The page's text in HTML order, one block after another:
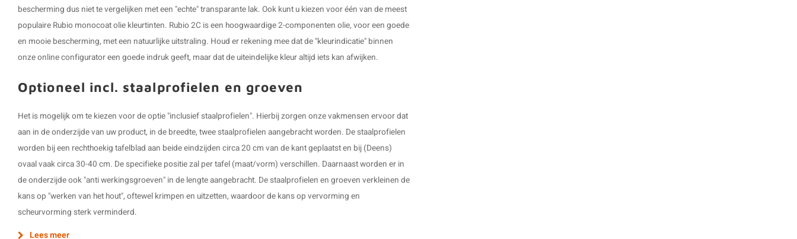
bescherming dus niet te vergelijken met een "echte" transparante lak. Ook kunt u kiezen voor één van de meest
populaire Rubio monocoat olie kleurtinten. Rubio 2C is een hoogwaardige 2-componenten olie, voor een goede
en mooie bescherming, met een natuurlijke uitstraling. Houd er rekening mee dat de "kleurindicatie" binnen
onze online configurator een goede indruk geeft, maar dat de uiteindelijke kleur altijd iets kan afwijken.
Optioneel incl. staalprofielen en groeven
Het is mogelijk om te kiezen voor de optie "inclusief staalprofielen". Hierbij zorgen onze vakmensen ervoor dat
aan in de onderzijde van uw product, in de breedte, twee staalprofielen aangebracht worden. De staalprofielen
worden bij een rechthoekig tafelblad aan beide eindzijden circa 20 cm van de kant geplaatst en bij (Deens)
ovaal vaak circa 30-40 cm. De specifieke positie zal per tafel (maat/vorm) verschillen. Daarnaast worden er in
de onderzijde ook "anti werkingsgroeven" in de lengte aangebracht. De staalprofielen en groeven verkleinen de
kans op "werken van het hout", oftewel krimpen en uitzetten, waardoor de kans op vervorming en
scheurvorming sterk verminderd.
Lees meer